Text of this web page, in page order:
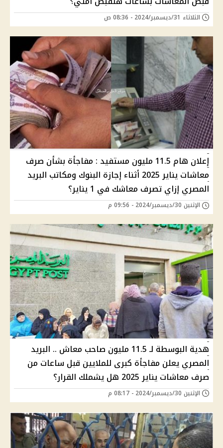
الثلاثاء 31/ديسمبر/2024 - 08:36 ص
إعلان هام 11.5 مليون مستفيد : مفاجأة بشأن صرف
معاشات يناير 2025 أثناء إجازة البنوك ومكاتب البريد
المصري إزاي تصرف معاشك في 1 يناير؟
الإثنين 30/ديسمبر/2024 - 09:56 م
هدية البوسطة لـ 11.5 مليون صاحب معاش .. البريد
المصري يعلن مفاجأة كبرى للملايين قبل ساعات من
صرف معاشات يناير 2025 هل يشملك القرار؟
الإثنين 30/ديسمبر/2024 - 08:17 م